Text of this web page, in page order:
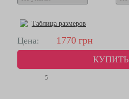
Таблица размеров
Цена: 1770 грн
КУПИТЬ
5